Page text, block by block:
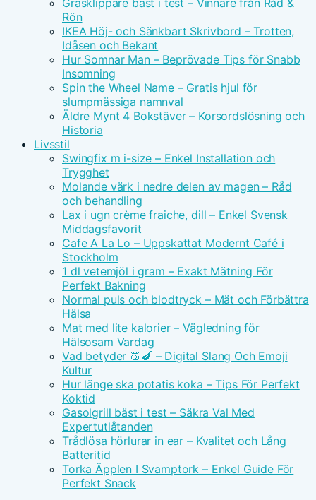
Gräsklippare bäst i test – Vinnare från Råd &
Rön
IKEA Höj- och Sänkbart Skrivbord – Trotten,
Idåsen och Bekant
Hur Somnar Man – Beprövade Tips för Snabb
Insomning
Spin the Wheel Name – Gratis hjul för
slumpmässiga namnval
Äldre Mynt 4 Bokstäver – Korsordslösning och
Historia
Livsstil
Swingfix m i-size – Enkel Installation och
Trygghet
Molande värk i nedre delen av magen – Råd
och behandling
Lax i ugn crème fraiche, dill – Enkel Svensk
Middagsfavorit
Cafe A La Lo – Uppskattat Modernt Café i
Stockholm
1 dl vetemjöl i gram – Exakt Mätning För
Perfekt Bakning
Normal puls och blodtryck – Mät och Förbättra
Hälsa
Mat med lite kalorier – Vägledning för
Hälsosam Vardag
Vad betyder 🍑🍆 – Digital Slang Och Emoji
Kultur
Hur länge ska potatis koka – Tips För Perfekt
Koktid
Gasolgrill bäst i test – Säkra Val Med
Expertutlåtanden
Trådlösa hörlurar in ear – Kvalitet och Lång
Batteritid
Torka Äpplen I Svamptork – Enkel Guide För
Perfekt Snack